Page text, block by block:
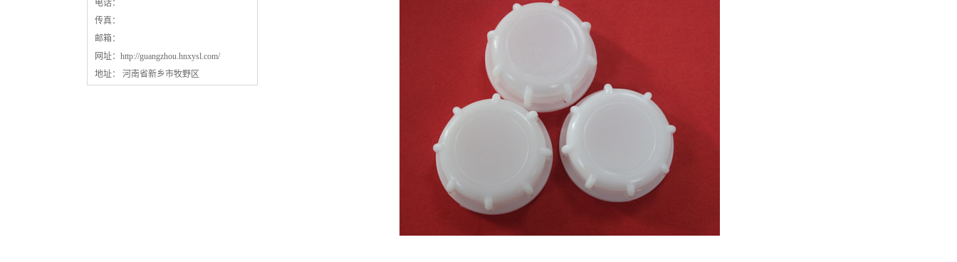
电话：
传真：
邮箱：
网址： http://guangzhou.hnxysl.com/
地址： 河南省新乡市牧野区